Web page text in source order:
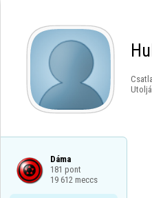
Dáma
181 pont
19 612 meccs